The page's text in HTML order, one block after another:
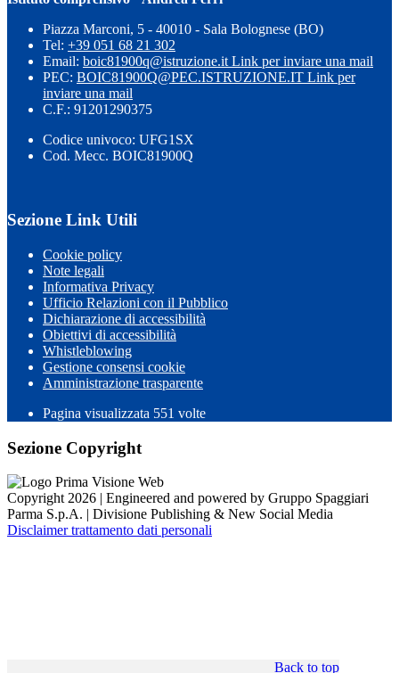
Piazza Marconi, 5 - 40010 - Sala Bolognese (BO)
Tel: +39 051 68 21 302
Email: boic81900q@istruzione.it Link per inviare una mail
PEC: BOIC81900Q@PEC.ISTRUZIONE.IT Link per
inviare una mail
C.F.: 91201290375
Codice univoco: UFG1SX
Cod. Mecc. BOIC81900Q
Sezione Link Utili
Cookie policy
Note legali
Informativa Privacy
Ufficio Relazioni con il Pubblico
Dichiarazione di accessibilità
Obiettivi di accessibilità
Whistleblowing
Gestione consensi cookie
Amministrazione trasparente
Pagina visualizzata 551 volte
Sezione Copyright
Copyright 2026 | Engineered and powered by Gruppo Spaggiari
Parma S.p.A. | Divisione Publishing & New Social Media
Disclaimer trattamento dati personali
Back to top